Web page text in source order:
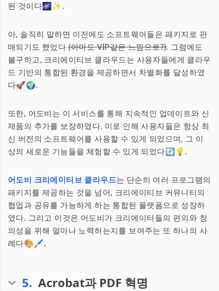
된 것이다🌌✨.
아, 솔직히 말하면 이전에도 소프트웨어들은 패키지로 판
매되기도 했었다(아마도 VIP같은 느낌으로?). 그럼에도
불구하고, 크리에이티브 클라우드는 사용자들에게 클라우
드 기반의 통합된 환경을 제공하면서 차별화를 달성하였
다🚀🌍.
또한, 어도비는 이 서비스를 통해 지속적인 업데이트와 신
제품의 추가를 보장하였다. 이로 인해 사용자들은 항상 최
신 버전의 소프트웨어를 사용할 수 있게 되었으며, 그 이
상의 새로운 기능들을 체험할 수 있게 되었다🔄💡.
어도비 크리에이티브 클라우드는 단순히 여러 프로그램의
패키지를 제공하는 것을 넘어, 크리에이티브 커뮤니티의
협업과 공유를 가능하게 하는 통합된 플랫폼으로 성장하
였다. 그리고 이것은 어도비가 크리에이터들의 편의와 창
의성을 위해 얼마나 노력하는지를 보여주는 또 하나의 사
례다🎨🖌️.
5. Acrobat과 PDF 혁명